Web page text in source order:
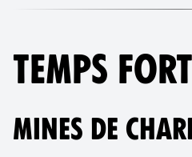
TEMPS
MINES DE